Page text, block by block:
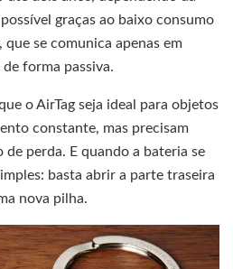
graças ao baixo consumo
se comunica apenas em
forma passiva.
o AirTag seja ideal para objetos
constante, mas precisam
de perda. E quando a bateria se
basta abrir a parte traseira
nova pilha.